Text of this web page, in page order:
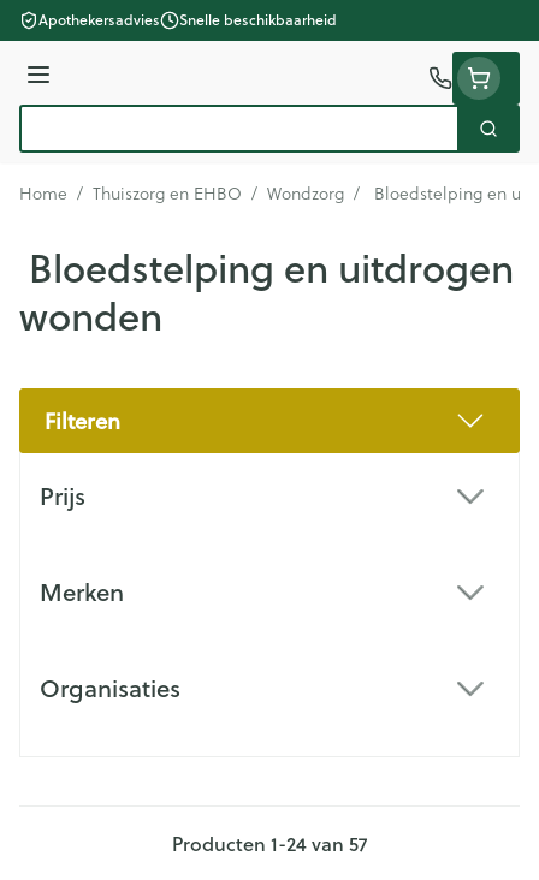
Ga naar de inhoud
Apothekersadvies Snelle beschikbaarheid
Menu
Zoek
Home / Thuiszorg en EHBO / Wondzorg / Bloedstelping en
Bloedstelping en uitdrogen
wonden
Filteren
Prijs
Merken
Organisaties
Producten 1-24van 57